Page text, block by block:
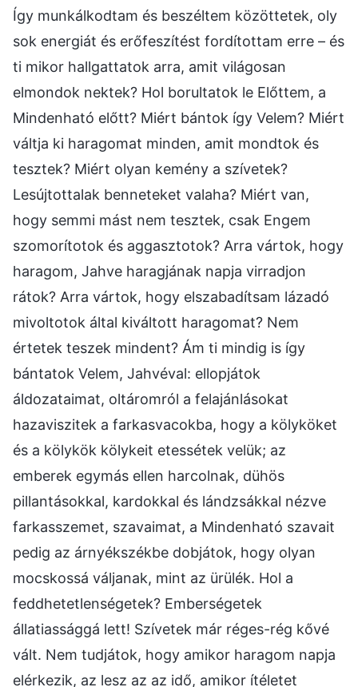
Így munkálkodtam és beszéltem közöttetek, oly
sok energiát és erőfeszítést fordítottam erre – és
ti mikor hallgattatok arra, amit világosan
elmondok nektek? Hol borultatok le Előttem, a
Mindenható előtt? Miért bántok így Velem? Miért
váltja ki haragomat minden, amit mondtok és
tesztek? Miért olyan kemény a szívetek?
Lesújtottalak benneteket valaha? Miért van,
hogy semmi mást nem tesztek, csak Engem
szomorítotok és aggasztotok? Arra vártok, hogy
haragom, Jahve haragjának napja virradjon
rátok? Arra vártok, hogy elszabadítsam lázadó
mivoltotok által kiváltott haragomat? Nem
értetek teszek mindent? Ám ti mindig is így
bántatok Velem, Jahvéval: ellopjátok
áldozataimat, oltáromról a felajánlásokat
hazaviszitek a farkasvacokba, hogy a kölyköket
és a kölykök kölykeit etessétek velük; az
emberek egymás ellen harcolnak, dühös
pillantásokkal, kardokkal és lándzsákkal nézve
farkasszemet, szavaimat, a Mindenható szavait
pedig az árnyékszékbe dobjátok, hogy olyan
mocskossá váljanak, mint az ürülék. Hol a
feddhetetlenségetek? Emberségetek
állatiassággá lett! Szívetek már réges-rég kővé
vált. Nem tudjátok, hogy amikor haragom napja
elérkezik, az lesz az az idő, amikor ítéletet